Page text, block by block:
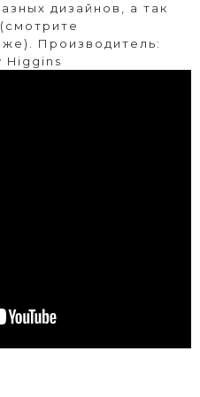
дизайнов, а так
Производитель:
Higgins